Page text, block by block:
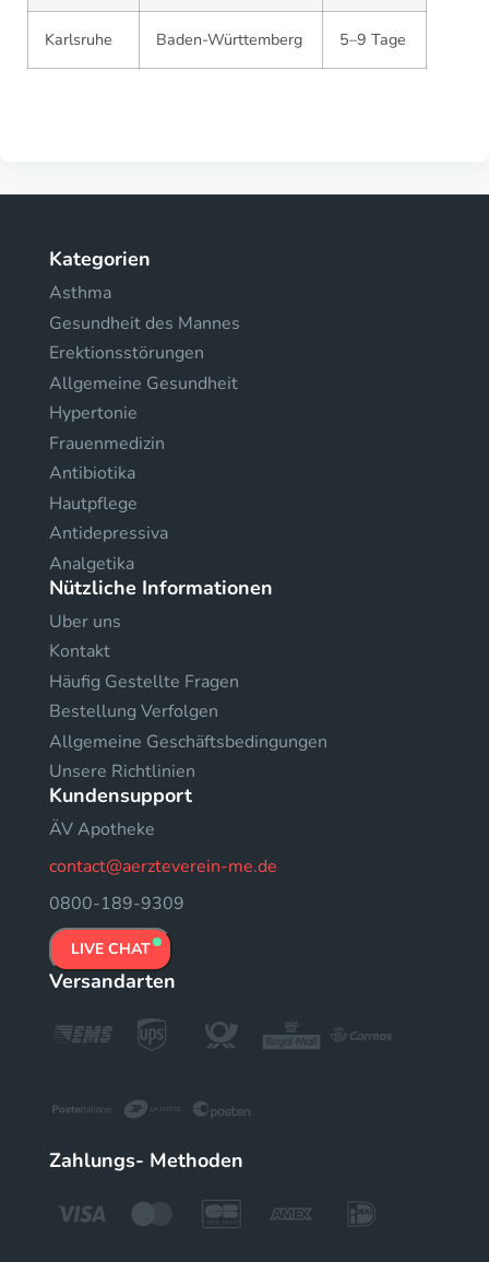
Karlsruhe Baden-Württemberg 5–9 Tage
Kategorien
Asthma
Gesundheit des Mannes
Erektionsstörungen
Allgemeine Gesundheit
Hypertonie
Frauenmedizin
Antibiotika
Hautpflege
Antidepressiva
Analgetika
Nützliche Informationen
Uber uns
Kontakt
Häufig Gestellte Fragen
Bestellung Verfolgen
Allgemeine Geschäftsbedingungen
Unsere Richtlinien
Kundensupport
ÄV Apotheke
contact@aerzteverein-me.de
0800-189-9309
LIVE CHAT
Versandarten
Zahlungs- Methoden